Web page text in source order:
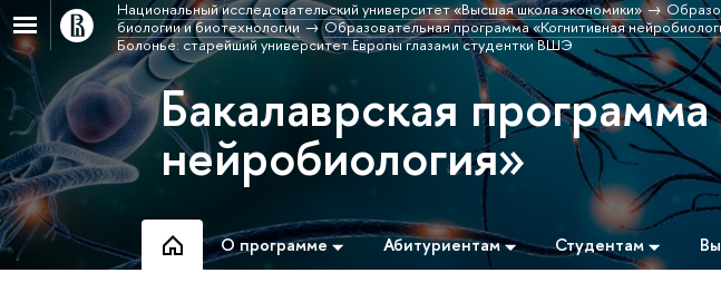
Национальный исследовательский университет «Высшая школа экономики»
биологии и биотехнологии
Образовательная программа «Когнитивная
Болонье: старейший университет Европы глазами студентки ВШЭ
Бакалаврская
нейробиология»
О программе Абитуриентам Студентам